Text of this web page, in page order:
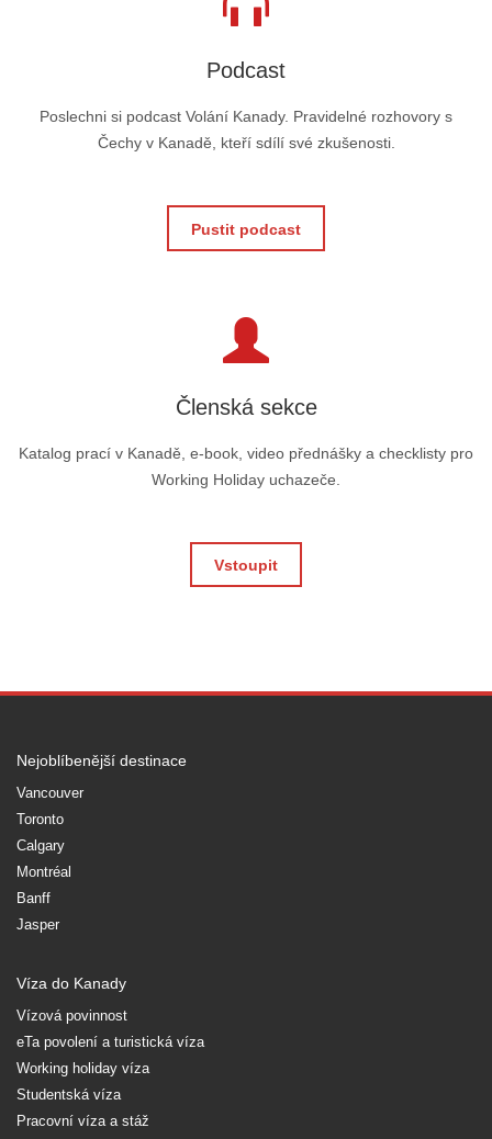
Podcast
Poslechni si podcast Volání Kanady. Pravidelné rozhovory s
Čechy v Kanadě, kteří sdílí své zkušenosti.
Pustit podcast
Členská sekce
Katalog prací v Kanadě, e-book, video přednášky a checklisty pro
Working Holiday uchazeče.
Vstoupit
Nejoblíbenější destinace
Vancouver
Toronto
Calgary
Montréal
Banff
Jasper
Víza do Kanady
Vízová povinnost
eTa povolení a turistická víza
Working holiday víza
Studentská víza
Pracovní víza a stáž